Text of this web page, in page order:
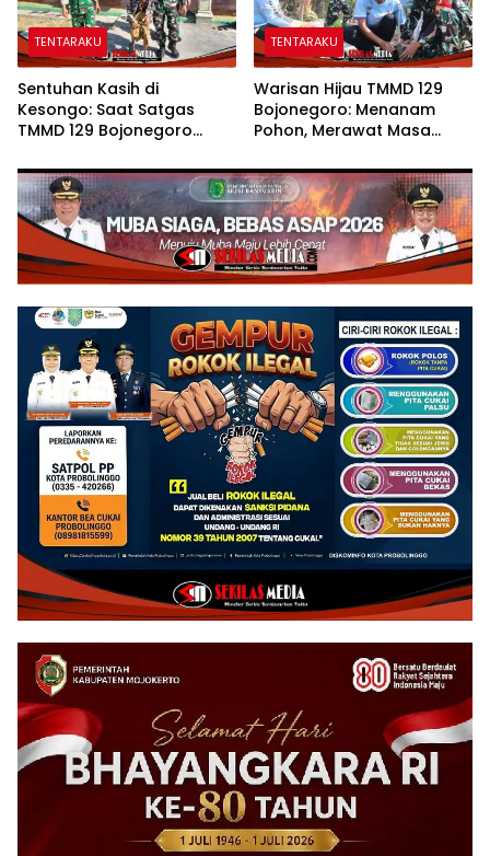
TENTARAKU
Sentuhan Kasih di
Kesongo: Saat Satgas
TMMD 129 Bojonegoro
Menatap Rumah Baru Anak
Tercinta
TENTARAKU
Warisan Hijau TMMD 129
Bojonegoro: Menanam
Pohon, Merawat Masa